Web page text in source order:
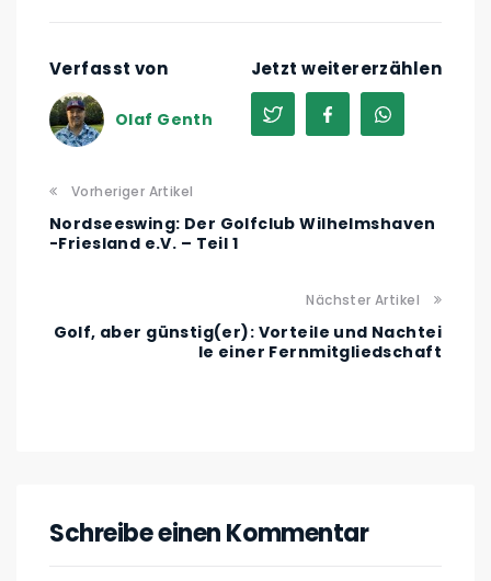
Verfasst von
Olaf Genth
Jetzt weitererzählen
Vorheriger Artikel
Nordseeswing: Der Golfclub Wilhelmshaven
-Friesland e.V. – Teil 1
Nächster Artikel
Golf, aber günstig(er): Vorteile und Nachtei
le einer Fernmitgliedschaft
Schreibe einen Kommentar